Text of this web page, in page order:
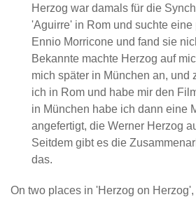
Herzog war damals für die
'Aguirre' in Rom und suchte
Ennio Morricone und fand sie
Bekannte machte Herzog auf
mich später in München an, und
ich in Rom und habe mir den
in München habe ich dann eine
angefertigt, die Werner Herzog
Seitdem gibt es die
das.
On two places in 'Herzog on